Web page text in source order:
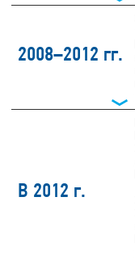
2008–2012 гг.
В 2012 г.